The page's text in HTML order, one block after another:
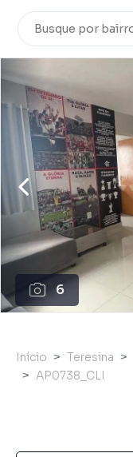
6
Início Teresina
AP0738_CLI